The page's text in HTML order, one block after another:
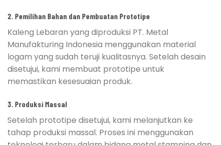
2. Pemilihan Bahan dan Pembuatan Prototipe
Kaleng Lebaran yang diproduksi PT. Metal
Manufakturing Indonesia menggunakan material
logam yang sudah teruji kualitasnya. Setelah desain
disetujui, kami membuat prototipe untuk
memastikan kesesuaian produk.
3. Produksi Massal
Setelah prototipe disetujui, kami melanjutkan ke
tahap produksi massal. Proses ini menggunakan